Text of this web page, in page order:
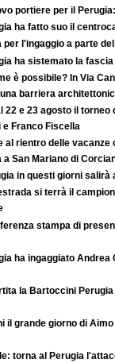
portiere per il
ha fatto suo il
per l'ingaggio a parte
ha sistemato la
è possibile? In Via
barriera
22 e 23 agosto il
e Franco Fiscella
al rientro delle
San Mariano di
in questi giorni
si terrà il
stampa di
ha ingaggiato
la Bartoccini
il grande giorno di
torna al Perugia